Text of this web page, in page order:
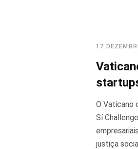
17
O Vaticano
Sí
justiça